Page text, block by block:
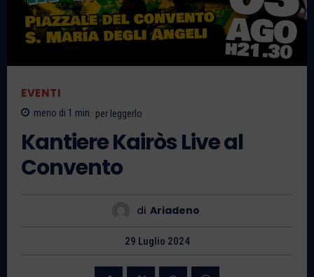
EVENTI
meno di 1 min. per leggerlo
Kantiere Kairòs Live al
Convento
di Ariadeno
29 Luglio 2024